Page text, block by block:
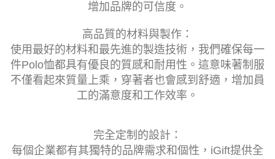
增加品牌的可信度。
高品質的材料與製作：
使用最好的材料和最先進的製造技術，我們確保每一
件Polo恤都具有優良的質感和耐用性。這意味著制服
不僅看起來質量上乘，穿著者也會感到舒適，增加員
工的滿意度和工作效率。
完全定制的設計：
每個企業都有其獨特的品牌需求和個性，iGift提供全